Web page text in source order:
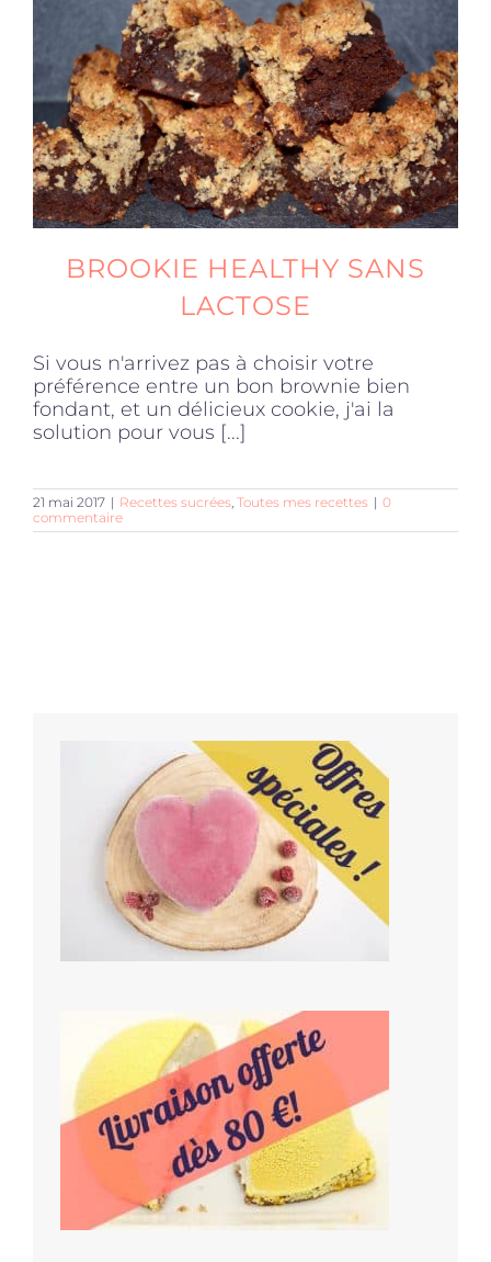
Produits sains
Click and collect
Traiteur
Cours
Accessoires
Offres
BROOKIE HEALTHY SANS
LACTOSE
Si vous n'arrivez pas à choisir votre
préférence entre un bon brownie bien
fondant, et un délicieux cookie, j'ai la
solution pour vous [...]
21 mai 2017 | Recettes sucrées, Toutes mes recettes | 0
commentaire